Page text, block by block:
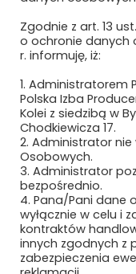
Search
Zgodnie z art. 13
o ochronie danych
r. informuję, iż:
1. Administratorem
Polska Izba
Kolei z siedzibą w
Chodkiewicza 17.
2. Administrator nie
Osobowych.
3. Administrator
bezpośrednio.
4. Pana/Pani dane
wyłącznie w celu i
kontraktów
innych zgodnych z
zabezpieczenia